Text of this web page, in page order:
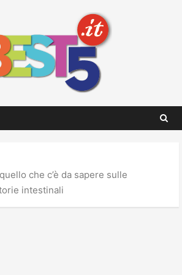
che c’è da sapere sulle
intestinali